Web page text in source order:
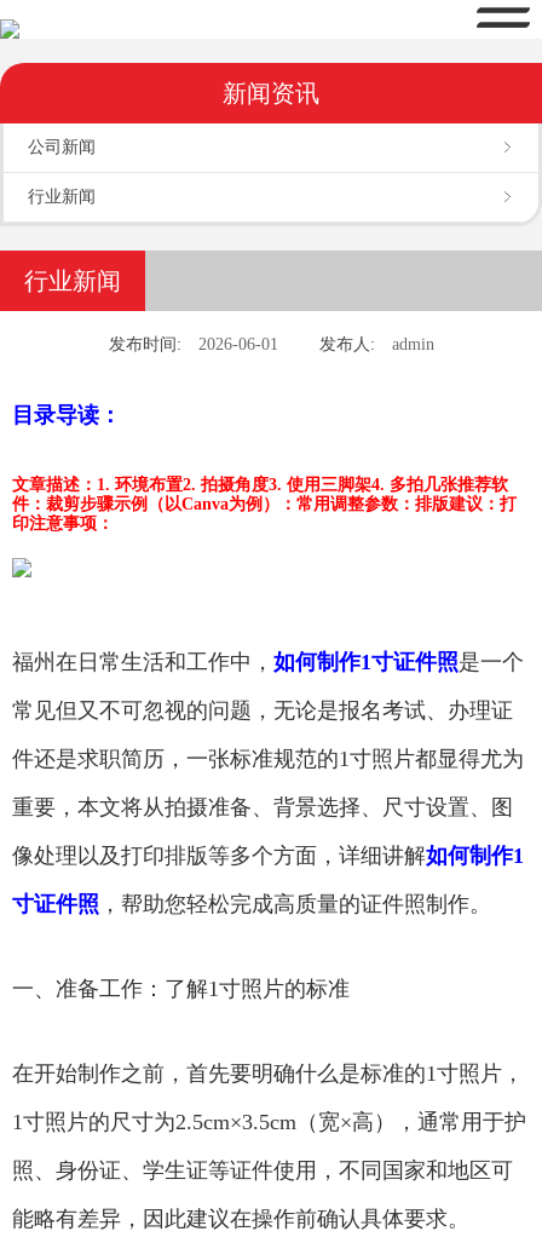
新闻资讯
公司新闻
行业新闻
行业新闻
发布时间: 2026-06-01 发布人: admin
目录导读：
文章描述： 1. 环境布置2. 拍摄角度3. 使用三脚架4. 多拍几张推荐软
件： 裁剪步骤示例（以Canva为例）： 常用调整参数： 排版建议： 打
印注意事项：
福州在日常生活和工作中， 如何制作1寸证件照是一个
常见但又不可忽视的问题，无论是报名考试、办理证
件还是求职简历，一张标准规范的1寸照片都显得尤为
重要，本文将从拍摄准备、背景选择、尺寸设置、图
像处理以及打印排版等多个方面，详细讲解如何制作1
寸证件照 ，帮助您轻松完成高质量的证件照制作。
一、准备工作：了解1寸照片的标准
在开始制作之前，首先要明确什么是标准的1寸照片，
1寸照片的尺寸为2.5cm×3.5cm（宽×高），通常用于护
照、身份证、学生证等证件使用，不同国家和地区可
能略有差异，因此建议在操作前确认具体要求。